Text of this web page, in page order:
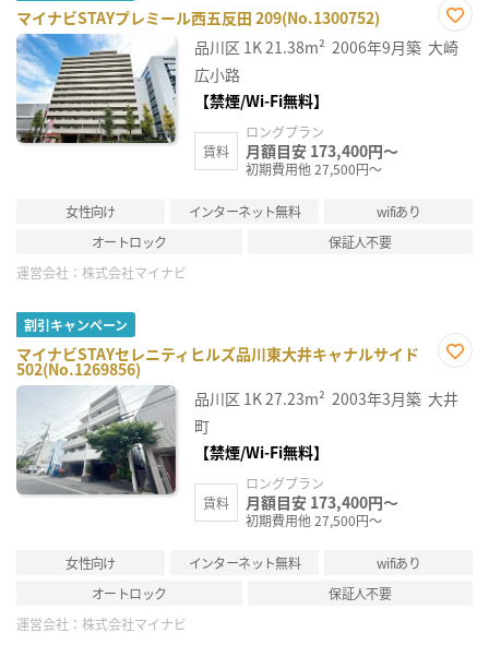
マイナビSTAYプレミール西五反田 209(No.1300752)
お気
に入
品川区 1K21.38m² 2006年9月築 大崎
広小路
【禁煙/Wi-Fi無料】
賃料
ロングプラン
月額目安 173,400円～
初期費用他 27,500円～
女性向け インターネット無料
wifiあり
オートロック
保証人不要
運営会社： 株式会社マイナビ
割引キャンペーン
マイナビSTAYセレニティヒルズ品川東大井キャナルサイド
502(No.1269856)
に入
り登
品川区 1K27.23m² 2003年3月築 大井
町
【禁煙/Wi-Fi無料】
賃料
ロングプラン
月額目安 173,400円～
初期費用他 27,500円～
女性向け インターネット無料
wifiあり
オートロック
保証人不要
運営会社： 株式会社マイナビ